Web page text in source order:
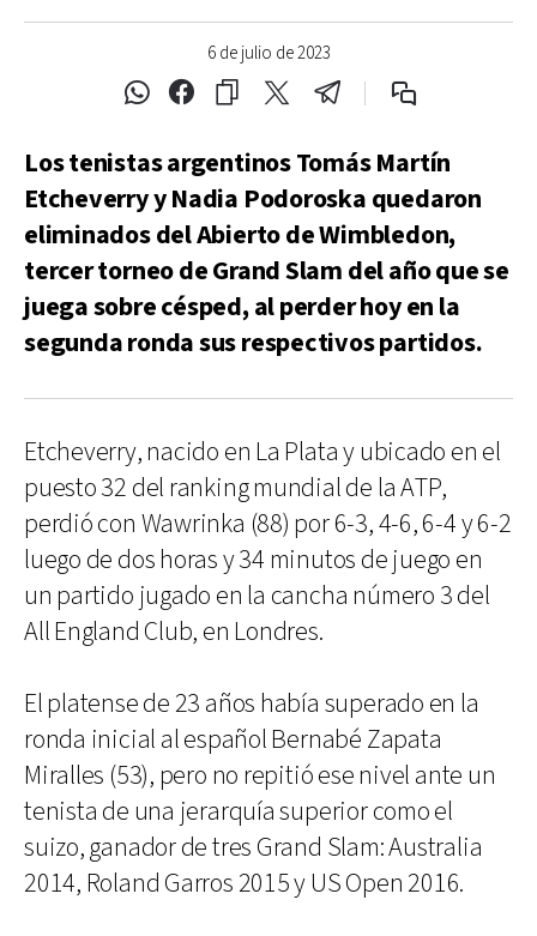
6 de julio de 2023
Los tenistas argentinos Tomás Martín
Etcheverry y Nadia Podoroska quedaron
eliminados del Abierto de Wimbledon,
tercer torneo de Grand Slam del año que se
juega sobre césped, al perder hoy en la
segunda ronda sus respectivos partidos.
Etcheverry, nacido en La Plata y ubicado en el
puesto 32 del ranking mundial de la ATP,
perdió con Wawrinka (88) por 6-3, 4-6, 6-4 y 6-2
luego de dos horas y 34 minutos de juego en
un partido jugado en la cancha número 3 del
All England Club, en Londres.
El platense de 23 años había superado en la
ronda inicial al español Bernabé Zapata
Miralles (53), pero no repitió ese nivel ante un
tenista de una jerarquía superior como el
suizo, ganador de tres Grand Slam: Australia
2014, Roland Garros 2015 y US Open 2016.